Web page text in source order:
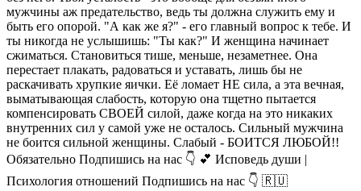
мужчины аж предательство, ведь ты должна служить ему и
быть его опорой. "А как же я?" - его главный вопрос к тебе. И
ты никогда не услышишь: "Ты как?" И женщина начинает
сжиматься. Становиться тише, меньше, незаметнее. Она
перестает плакать, радоваться и уставать, лишь бы не
раскачивать хрупкие яички. Её ломает НЕ сила, а эта вечная,
выматывающая слабость, которую она тщетно пытается
компенсировать СВОЕЙ силой, даже когда на это никаких
внутренних сил у самой уже не осталось. Сильный мужчина
не боится сильной женщины. Слабый - БОИТСЯ ЛЮБОЙ!!
Обязательно Подпишись на нас 👇 💕 Исповедь души |
Психология отношений Подпишись на нас 👇 🇷🇺